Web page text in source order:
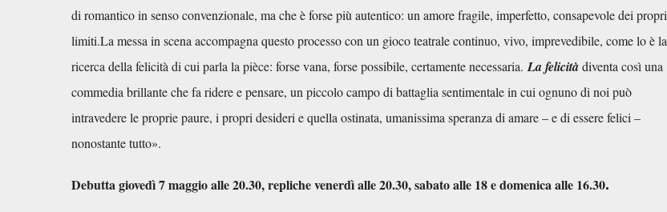
di romantico in senso convenzionale, ma che è forse più autentico: un amore fragile, imperfetto, consapevole dei propri
limiti.La messa in scena accompagna questo processo con un gioco teatrale continuo, vivo, imprevedibile, come lo è la
ricerca della felicità di cui parla la pièce: forse vana, forse possibile, certamente necessaria. La felicitàdiventa così una
commedia brillante che fa ridere e pensare, un piccolo campo di battaglia sentimentale in cui ognuno di noi può
intravedere le proprie paure, i propri desideri e quella ostinata, umanissima speranza di amare – e di essere felici –
nonostante tutto».
Debutta giovedì 7 maggio alle 20.30, repliche venerdì alle 20.30, sabato alle 18 e domenica alle 16.30.